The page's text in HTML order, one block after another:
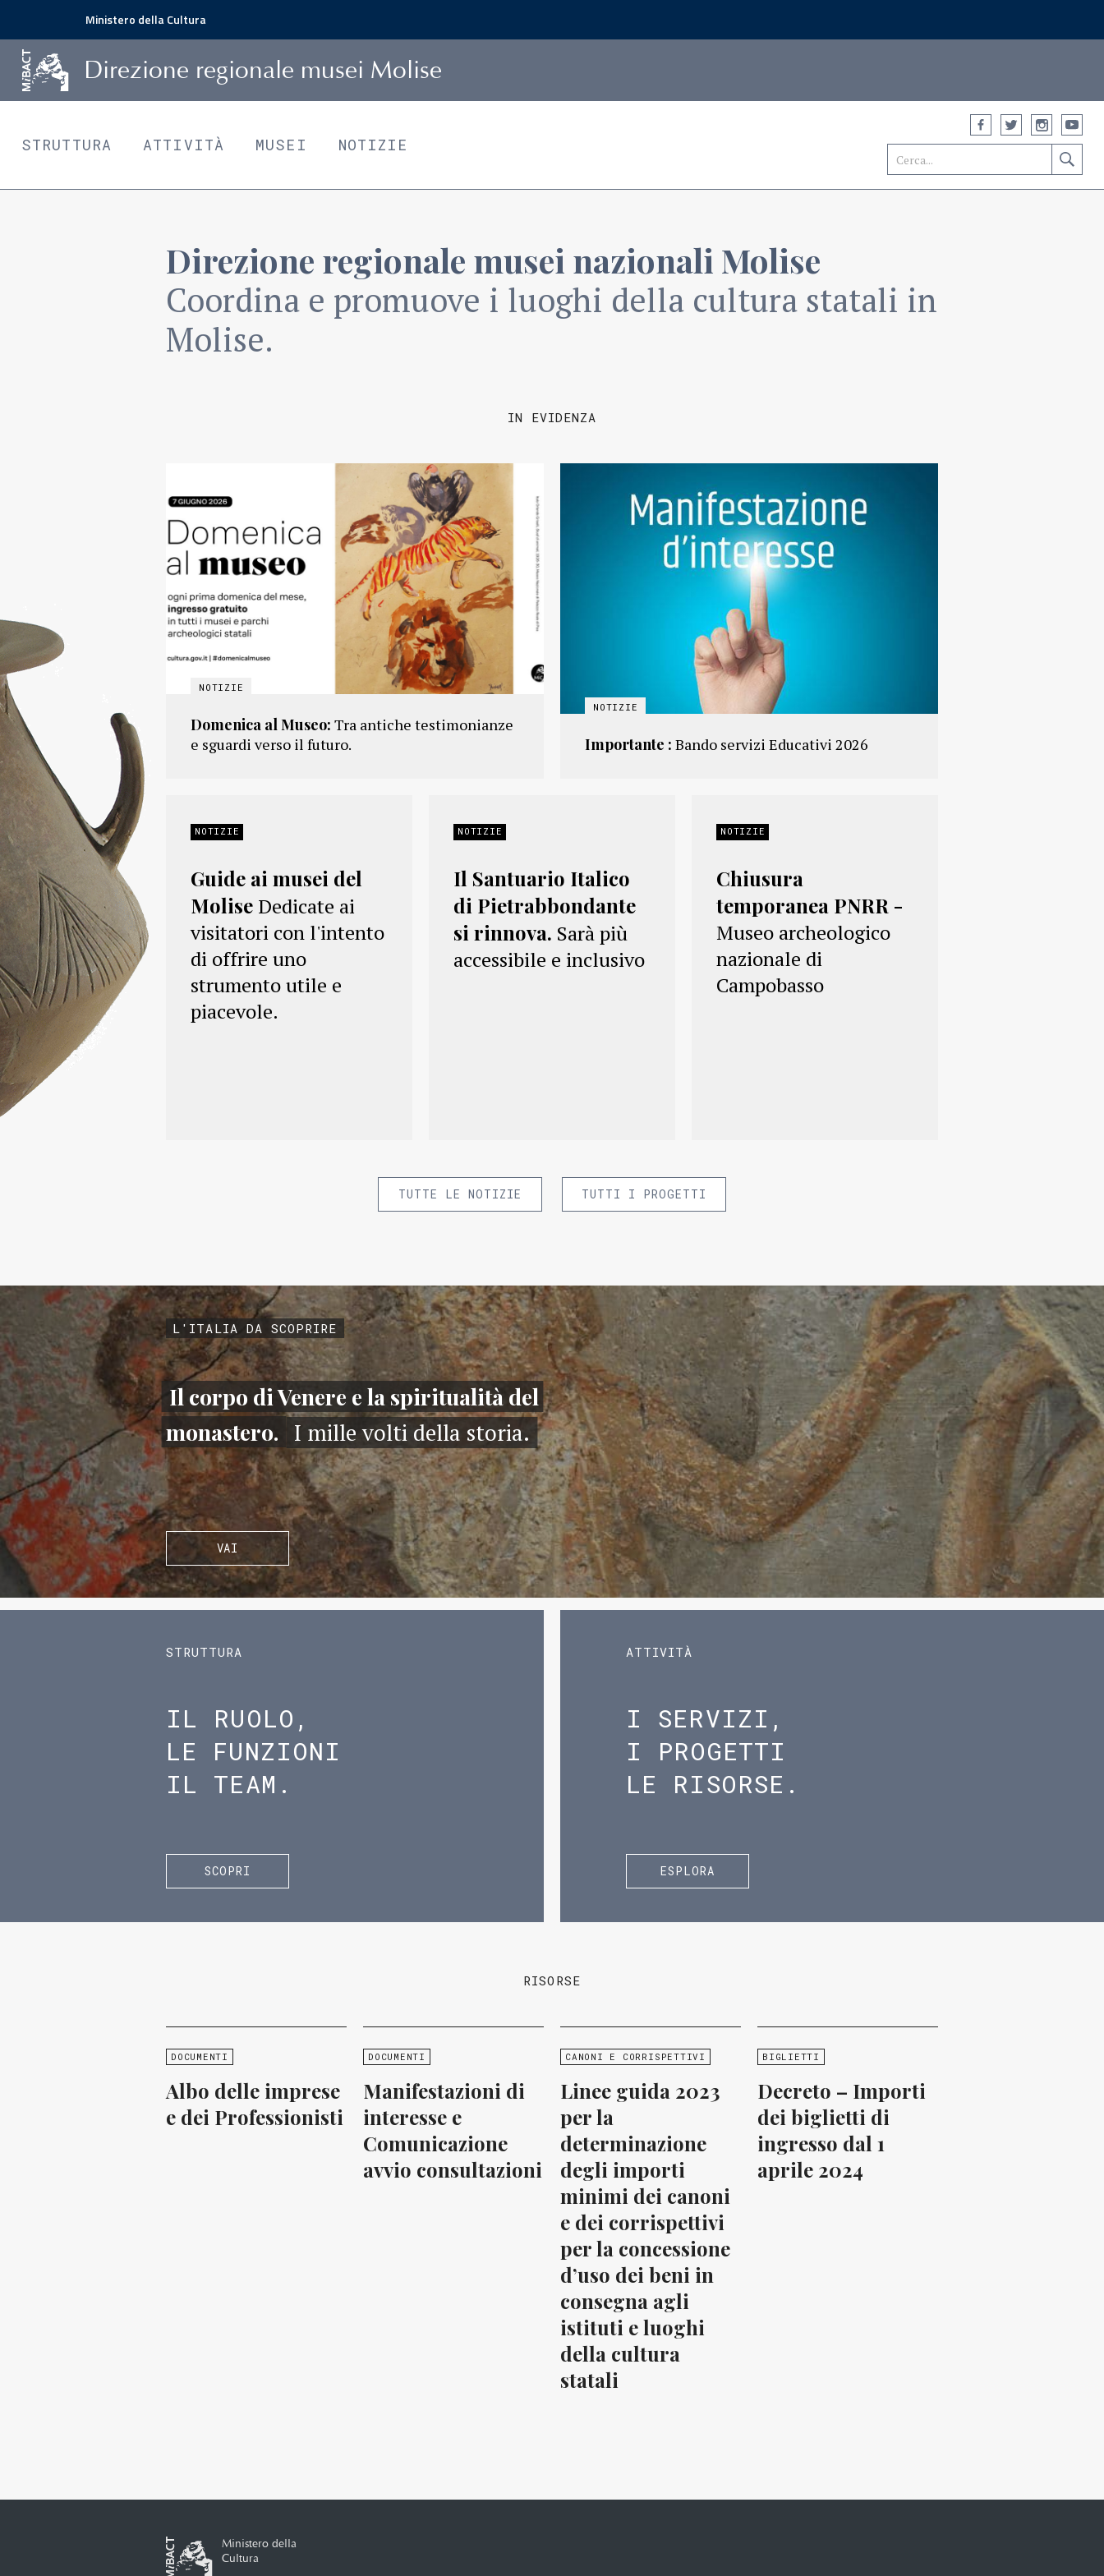
Ministero della Cultura
Direzione regionale musei Molise
STRUTTURA ATTIVITÀ MUSEI NOTIZIE
Direzione regionale musei nazionali Molise
Coordina e promuove i luoghi della cultura statali in
Molise.
IN EVIDENZA
Domenica al Museo: Tra antiche testimonianze
e sguardi verso il futuro.
Importante : Bando servizi Educativi 2026
NOTIZIE
Guide ai musei del
Molise Dedicate ai
visitatori con l'intento
di offrire uno
strumento utile e
piacevole.
NOTIZIE
Il Santuario Italico
di Pietrabbondante
si rinnova. Sarà più
accessibile e inclusivo
NOTIZIE
Chiusura
temporanea PNRR -
Museo archeologico
nazionale di
Campobasso
TUTTE LE NOTIZIE TUTTI I PROGETTI
L'ITALIA DA SCOPRIRE
Il corpo di Venere e la spiritualità del
monastero. I mille volti della storia.
VAI
STRUTTURA
IL RUOLO,
LE FUNZIONI
IL TEAM.
SCOPRI
ATTIVITÀ
I SERVIZI,
I PROGETTI
LE RISORSE.
ESPLORA
RISORSE
DOCUMENTI
Albo delle imprese
e dei Professionisti
DOCUMENTI
Manifestazioni di
interesse e
Comunicazione
avvio consultazioni
CANONI E CORRISPETTIVI
Linee guida 2023
per la
determinazione
degli importi
minimi dei canoni
e dei corrispettivi
per la concessione
d’uso dei beni in
consegna agli
istituti e luoghi
della cultura
statali
BIGLIETTI
Decreto – Importi
dei biglietti di
ingresso dal 1
aprile 2024
Ministero della
Cultura